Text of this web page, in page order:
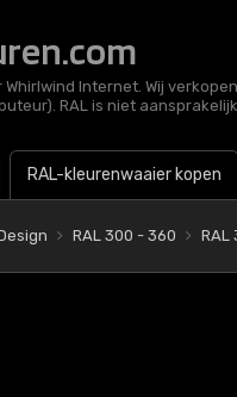
Internet. Wij
RAL is niet
RAL-kleurenwaaier kopen
RAL 300 - 360 RAL